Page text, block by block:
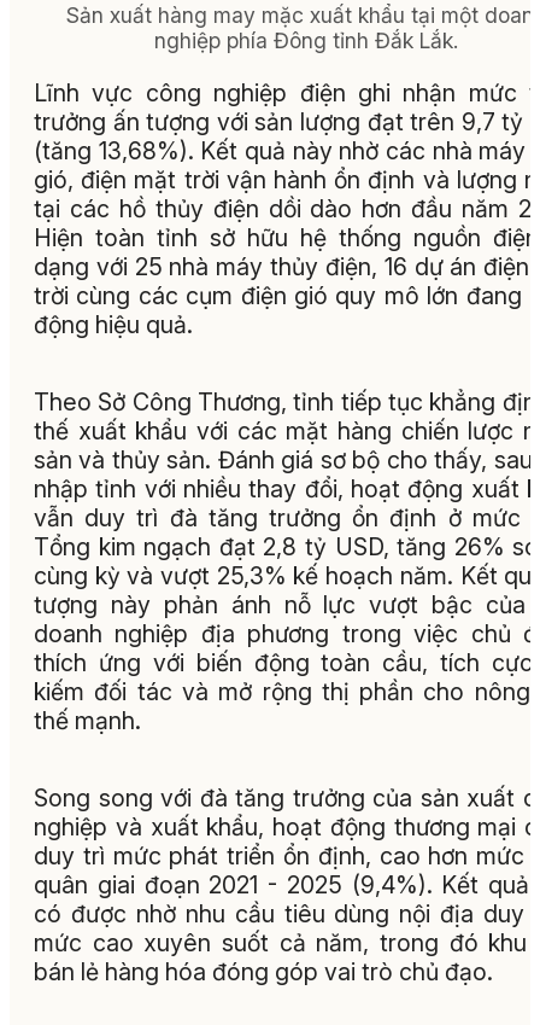
Sản xuất hàng may mặc xuất khẩu tại một
nghiệp phía Đông tỉnh Đắk Lắk.
Lĩnh vực công nghiệp điện ghi nhận mức
trưởng ấn tượng với sản lượng đạt trên 9,7 tỷ
(tăng 13,68%). Kết quả này nhờ các nhà máy
gió, điện mặt trời vận hành ổn định và lượng
tại các hồ thủy điện dồi dào hơn đầu năm
Hiện toàn tỉnh sở hữu hệ thống nguồn
dạng với 25 nhà máy thủy điện, 16 dự án điện
trời cùng các cụm điện gió quy mô lớn đang
động hiệu quả.
Theo Sở Công Thương, tỉnh tiếp tục khẳng
thế xuất khẩu với các mặt hàng chiến lược
sản và thủy sản. Đánh giá sơ bộ cho thấy, sau
nhập tỉnh với nhiều thay đổi, hoạt động xuất
vẫn duy trì đà tăng trưởng ổn định ở mức
Tổng kim ngạch đạt 2,8 tỷ USD, tăng 26%
cùng kỳ và vượt 25,3% kế hoạch năm. Kết
tượng này phản ánh nỗ lực vượt bậc của
doanh nghiệp địa phương trong việc chủ
thích ứng với biến động toàn cầu, tích
kiếm đối tác và mở rộng thị phần cho nông
thế mạnh.
Song song với đà tăng trưởng của sản xuất
nghiệp và xuất khẩu, hoạt động thương mại
duy trì mức phát triển ổn định, cao hơn mức
quân giai đoạn 2021 - 2025 (9,4%). Kết quả
có được nhờ nhu cầu tiêu dùng nội địa duy
mức cao xuyên suốt cả năm, trong đó khu
bán lẻ hàng hóa đóng góp vai trò chủ đạo.